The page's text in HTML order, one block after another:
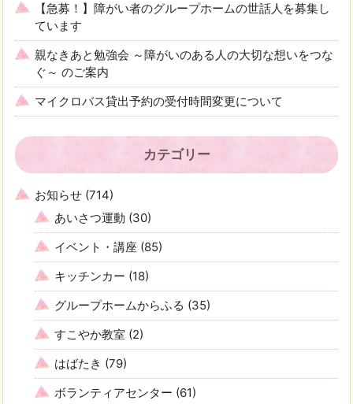
【急募！】障がい者のグループホームの世話人を募集し
ています
親なきあと勉強会 ～障がいのある人の大切な想いをつな
ぐ～ のご案内
マイクロバス貸出予約の受付時間変更について
カテゴリー
お知らせ (714)
あいさつ運動 (30)
イベント・講座 (85)
キッチンカー (18)
グループホームからふる (35)
すこやか教室 (2)
はばたき (79)
ボランティアセンター (61)